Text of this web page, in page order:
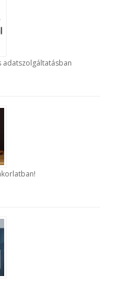
adatszolgáltatásban